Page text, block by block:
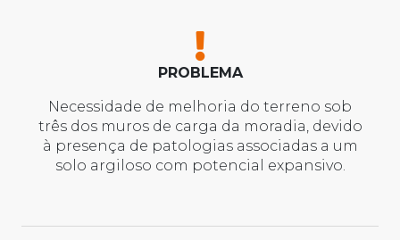
PROBLEMA
Necessidade de melhoria do terreno sob
três dos muros de carga da moradia, devido
à presença de patologias associadas a um
solo argiloso com potencial expansivo.